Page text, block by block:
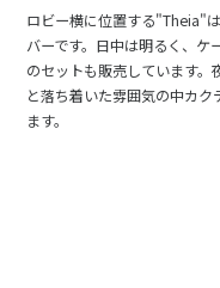
ロビー横に位置する"Theia"
バーです。日中は明るく、ケ
のセットも販売しています。
と落ち着いた雰囲気の中カ
ます。